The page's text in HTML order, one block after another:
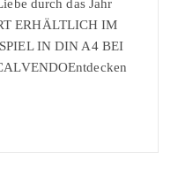
durch das Jahr
ERHÄLTLICH IM
IN DIN A4 BEI